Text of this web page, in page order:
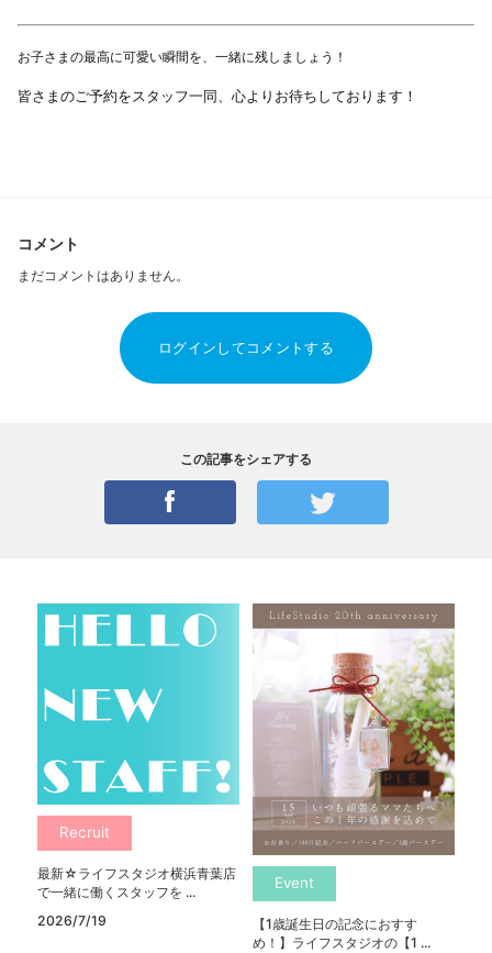
お子さまの最高に可愛い瞬間を、一緒に残しましょう！
皆さまのご予約をスタッフ一同、心よりお待ちしております！
コメント
まだコメントはありません。
ログインしてコメントする
この記事をシェアする
Recruit
最新☆ライフスタジオ横浜青葉店
で一緒に働くスタッフを ...
2026/7/19
Event
【1歳誕生日の記念におすす
め！】ライフスタジオの【1 ...